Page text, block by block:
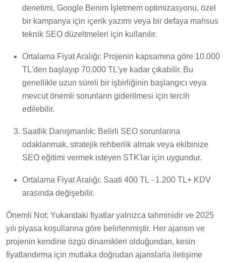
denetimi, Google Benim İşletmem optimizasyonu, özel
bir kampanya için içerik yazımı veya bir defaya mahsus
teknik SEO düzeltmeleri için kullanılır.
Ortalama Fiyat Aralığı: Projenin kapsamına göre 10.000
TL'den başlayıp 70.000 TL'ye kadar çıkabilir. Bu
genellikle uzun süreli bir işbirliğinin başlangıcı veya
mevcut önemli sorunların giderilmesi için tercih
edilebilir.
Saatlik Danışmanlık: Belirli SEO sorunlarına
odaklanmak, stratejik rehberlik almak veya ekibinize
SEO eğitimi vermek isteyen STK'lar için uygundur.
Ortalama Fiyat Aralığı: Saati 400 TL - 1.200 TL+ KDV
arasında değişebilir.
Önemli Not: Yukarıdaki fiyatlar yalnızca tahminidir ve 2025
yılı piyasa koşullarına göre belirlenmiştir. Her ajansın ve
projenin kendine özgü dinamikleri olduğundan, kesin
fiyatlandırma için mutlaka doğrudan ajanslarla iletişime